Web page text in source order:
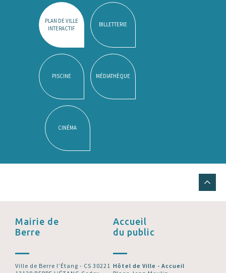
PLAN DE VILLE
INTERACTIF
BILLETTERIE
PISCINE MÉDIATHÈQUE
CINÉMA
Mairie de
Berre
Ville de Berre l’Étang - CS 30221
Accueil
du public
Hôtel de Ville - Accueil